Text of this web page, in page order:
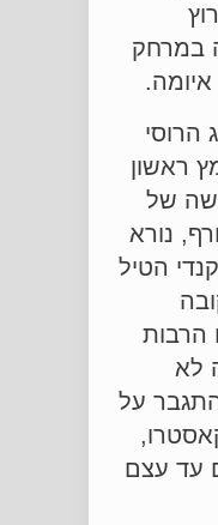
במרחק
הרוסי
ראשון
של
נורא
הטיל
הרבות
לא
על
עד עצם